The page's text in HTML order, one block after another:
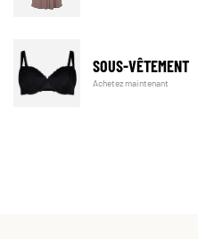
SOUS-VÊTEMENT
Achetez maintenant